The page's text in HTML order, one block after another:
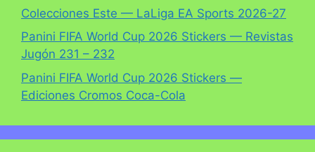
Colecciones Este — LaLiga EA Sports 2026-27
Panini FIFA World Cup 2026 Stickers — Revistas
Jugón 231 – 232
Panini FIFA World Cup 2026 Stickers —
Ediciones Cromos Coca-Cola